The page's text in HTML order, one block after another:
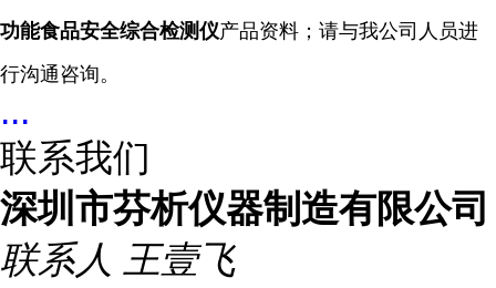
功能食品安全综合检测仪产品资料；请与我公司人员进
行沟通咨询。
...
联系我们
深圳市芬析仪器制造有限公司
联系人 王壹飞